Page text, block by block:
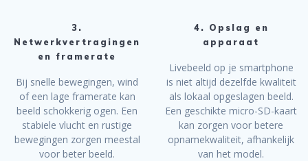
3.
Netwerkvertragingen
en framerate
Bij snelle bewegingen, wind
of een lage framerate kan
beeld schokkerig ogen. Een
stabiele vlucht en rustige
bewegingen zorgen meestal
voor beter beeld.
4. Opslag en
apparaat
Livebeeld op je smartphone
is niet altijd dezelfde kwaliteit
als lokaal opgeslagen beeld.
Een geschikte micro-SD-kaart
kan zorgen voor betere
opnamekwaliteit, afhankelijk
van het model.